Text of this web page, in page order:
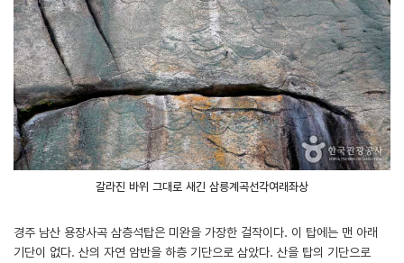
갈라진 바위 그대로 새긴 삼릉계곡선각여래좌상
경주 남산 용장사곡 삼층석탑은 미완을 가장한 걸작이다. 이 탑에는 맨 아래
기단이 없다. 산의 자연 암반을 하층 기단으로 삼았다. 산을 탑의 기단으로